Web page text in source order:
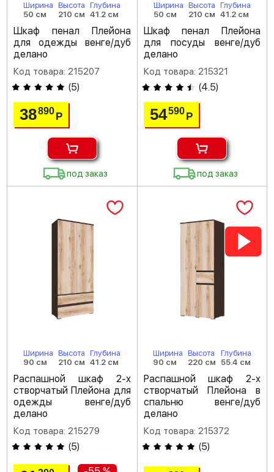
Ширина
50 см
Высота
210 см
Глубина
41.2 см
Шкаф пенал Плейона
для одежды венге/дуб
делано
Код товара: 215207
(5)
38890Р
под заказ
Ширина
50 см
Высота
210 см
Глубина
41.2 см
Шкаф пенал Плейона
для посуды венге/дуб
делано
Код товара: 215321
(4.5)
54590 Р
под заказ
Ширина
90 см
Высота
210 см
Глубина
41.2 см
Распашной шкаф 2-х
створчатый Плейона для
одежды венге/дуб
делано
Код товара: 215279
(5)
Ширина
90 см
Высота
220 см
Глубина
55.4 см
Распашной шкаф 2-х
створчатый Плейона в
спальню венге/дуб
делано
Код товара: 215372
(5)